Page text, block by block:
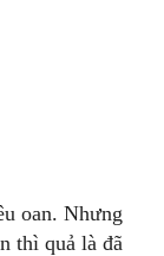
oan. Nhưng
thì quả là đã